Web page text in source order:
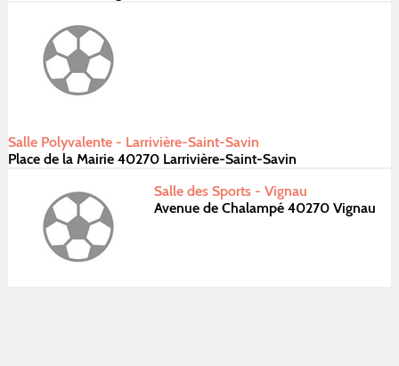
Salle Polyvalente - Larrivière-Saint-Savin
Place de la Mairie 40270 Larrivière-Saint-Savin
Salle des Sports - Vignau
Avenue de Chalampé 40270 Vignau